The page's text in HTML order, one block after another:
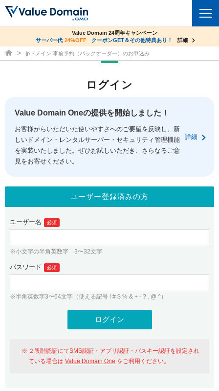
ドメイントップ
ドメイン移管
ドメイン価格一覧
ドメイン一括検索
.jpドメインオークション
gTLDオークション NEW!
.jpドメインバックオーダー
プレミアムドメイン
人気ドメインの種類
WHOIS検索
コアサーバー
バリューサーバー
XREA
セキュリティトップ
Value Domain ネットde診断
SSL証明書
サービストップ
お得意様割引
紹介制度
バリュードメインAPI
ドメイン・ホスティングOEM
facebook
ログイン
従来のバリュードメインをご利用希望の方
Value Domainにログイン
おすすめ One レンタルサーバーを含む最新の機能を使う方
ユーザー登録
co.jpドメイン✕コアサーバーV2ビジネス応援キャンペーン
サーバー料金1年間無料
詳細
Value Domain 24周年キャンペーン
サーバー代 24%OFF クーポンGET＆その他特典あり！ 詳細
ドメイン取得ならバリュードメイン
.jpドメイン 事前予約（バックオーダー）のお申込み
ログイン
Value Domain Oneの提供を開始しました！
お客様からいただいた使いやすさへのご要望を反映し、新
しいドメイン・レンタルサーバー・セキュリティ管理機能
を実装いたしました。ぜひお試しいただき、さらなるご意
見をお寄せください。
詳細
ユーザー登録済みの方
ユーザー名 必須
※小文字の半角英数字 3〜32文字
パスワード 必須
※半角英数字3〜64文字（使える記号 ! # $ % & + - ? . @ ^）
２段階認証にてSMS認証・アプリ認証・パスキー認証を設定され
ている場合はValue Domain One をご利用ください。